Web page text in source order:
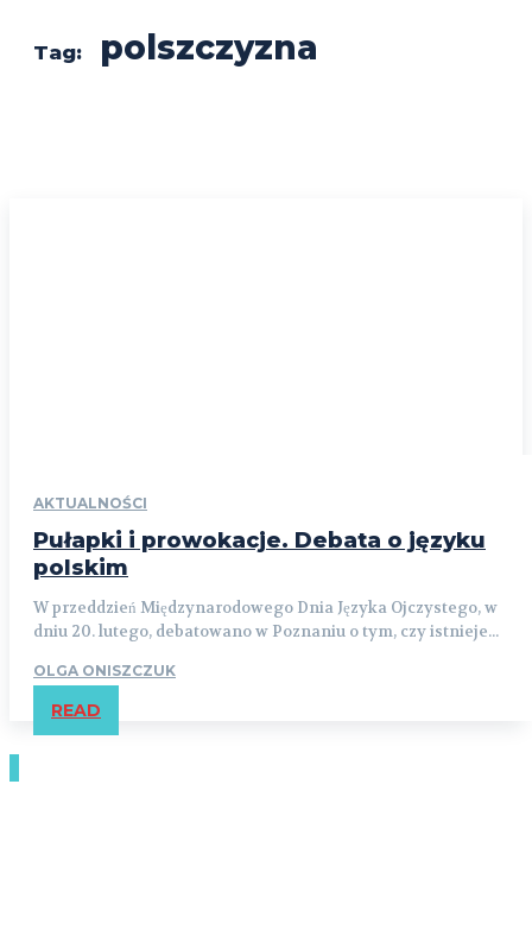
Tag: polszczyzna
AKTUALNOŚCI
Pułapki i prowokacje. Debata o języku
polskim
W przeddzień Międzynarodowego Dnia Języka Ojczystego, w
dniu 20. lutego, debatowano w Poznaniu o tym, czy istnieje...
OLGA ONISZCZUK
READ